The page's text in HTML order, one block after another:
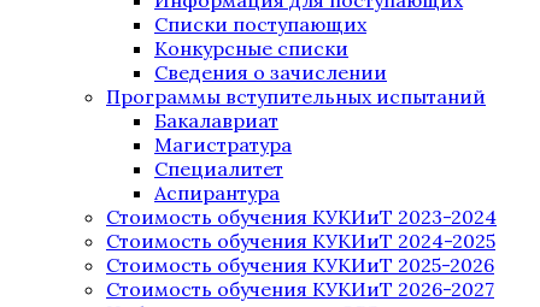
Списки поступающих
Конкурсные списки
Сведения о зачислении
Программы вступительных испытаний
Бакалавриат
Магистратура
Специалитет
Аспирантура
Стоимость обучения КУКИиТ 2023-2024
Стоимость обучения КУКИиТ 2024-2025
Стоимость обучения КУКИиТ 2025-2026
Стоимость обучения КУКИиТ 2026-2027